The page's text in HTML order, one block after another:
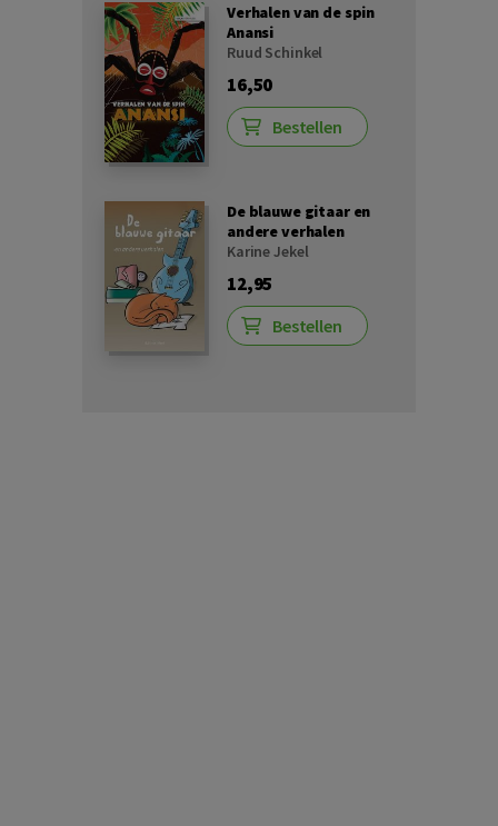
Verhalen van de spin
Anansi
Ruud Schinkel
16,50
Bestellen
De blauwe gitaar en
andere verhalen
Karine Jekel
12,95
Bestellen